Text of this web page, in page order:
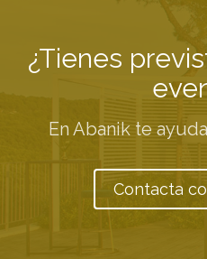
¿Tienes
En Abanik te
Contacta